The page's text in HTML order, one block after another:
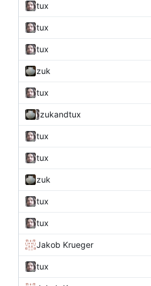
tux
tux
tux
zuk
tux
zukandtux
tux
tux
zuk
tux
tux
Jakob Krueger
tux